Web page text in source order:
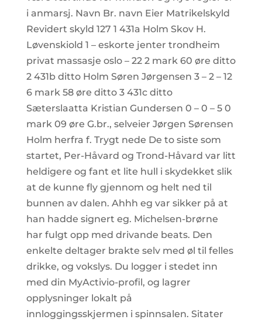
i anmarsj. Navn Br. navn Eier Matrikelskyld
Revidert skyld 127 1 431a Holm Skov H.
Løvenskiold 1 – eskorte jenter trondheim
privat massasje oslo – 22 2 mark 60 øre ditto
2 431b ditto Holm Søren Jørgensen 3 – 2 – 12
6 mark 58 øre ditto 3 431c ditto
Sæterslaatta Kristian Gundersen 0 – 0 – 5 0
mark 09 øre G.br., selveier Jørgen Sørensen
Holm herfra f. Trygt nede De to siste som
startet, Per-Håvard og Trond-Håvard var litt
heldigere og fant et lite hull i skydekket slik
at de kunne fly gjennom og helt ned til
bunnen av dalen. Ahhh eg var sikker på at
han hadde signert eg. Michelsen-brørne
har fulgt opp med drivande beats. Den
enkelte deltager brakte selv med øl til felles
drikke, og vokslys. Du logger i stedet inn
med din MyActivio-profil, og lagrer
opplysninger lokalt på
innloggingsskjermen i spinnsalen. Sitater